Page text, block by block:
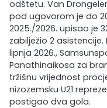
odštetu. Van
pod ugovorom je do
2025./2026. upisao je
zabilježio 2
lipnja 2026.,
Panathinaikosa za
tržišnu vrijednost
nizozemsku U21
postigao dva gola.